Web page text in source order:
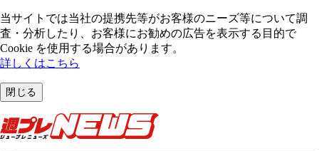
当サイトでは当社の提携先等がお客様のニーズ等について調
査・分析したり、お客様にお勧めの広告を表⽰する⽬的で
Cookie を使⽤する場合があります。
詳しくはこちら
閉じる